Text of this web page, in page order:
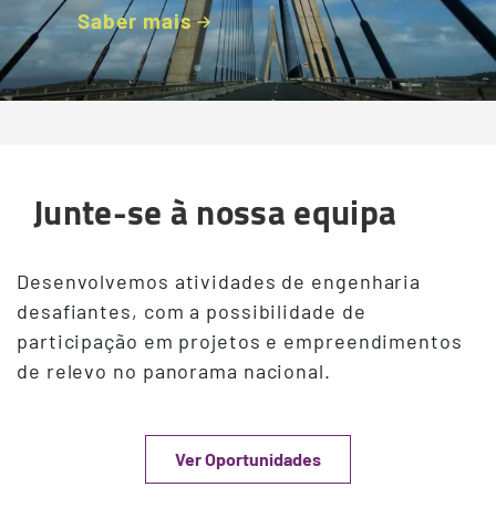
Saber mais
Junte-se à nossa equipa
Desenvolvemos atividades de engenharia
desafiantes, com a possibilidade de
participação em projetos e empreendimentos
de relevo no panorama nacional.
Ver Oportunidades